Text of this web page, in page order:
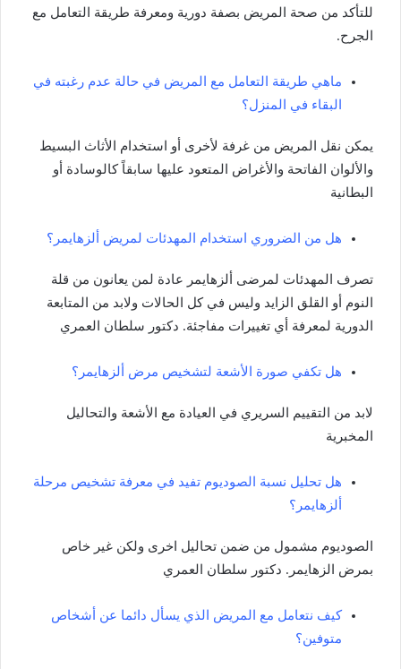
للتأكد من صحة المريض بصفة دورية ومعرفة طريقة التعامل مع
الجرح.
ماهي طريقة التعامل مع المريض في حالة عدم رغبته في
البقاء في المنزل؟
يمكن نقل المريض من غرفة لأخرى أو استخدام الأثاث البسيط
والألوان الفاتحة والأغراض المتعود عليها سابقاً كالوسادة أو
البطانية
هل من الضروري استخدام المهدئات لمريض ألزهايمر؟
تصرف المهدئات لمرضى ألزهايمر عادة لمن يعانون من قلة
النوم أو القلق الزايد وليس في كل الحالات ولابد من المتابعة
الدورية لمعرفة أي تغييرات مفاجئة. دكتور سلطان العمري
هل تكفي صورة الأشعة لتشخيص مرض ألزهايمر؟
لابد من التقييم السريري في العيادة مع الأشعة والتحاليل
المخبرية
هل تحليل نسبة الصوديوم تفيد في معرفة تشخيص مرحلة
ألزهايمر؟
الصوديوم مشمول من ضمن تحاليل اخرى ولكن غير خاص
بمرض الزهايمر. دكتور سلطان العمري
كيف نتعامل مع المريض الذي يسأل دائما عن أشخاص
متوفين؟